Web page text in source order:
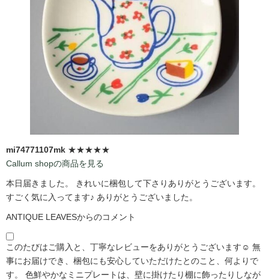
mi74771107mk ★★★★★
Callum shopの商品を見る
本日届きました。 きれいに梱包して下さりありがとうございます。
すごく気に入ってます♪ ありがとうございました。
ANTIQUE LEAVESからのコメント
このたびはご購入と、丁寧なレビューをありがとうございます☺️ 無
事にお届けでき、梱包にも安心していただけたとのこと、何よりで
す。 色鮮やかなミニプレートは、壁に掛けたり棚に飾ったりしなが